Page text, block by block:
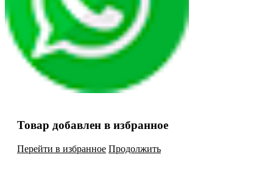
Товар добавлен в избранное
Перейти в избранное Продолжить